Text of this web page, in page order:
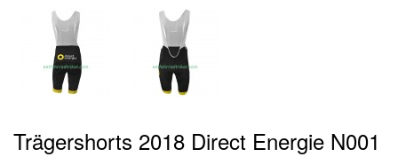
Trägershorts 2018 Direct Energie N001